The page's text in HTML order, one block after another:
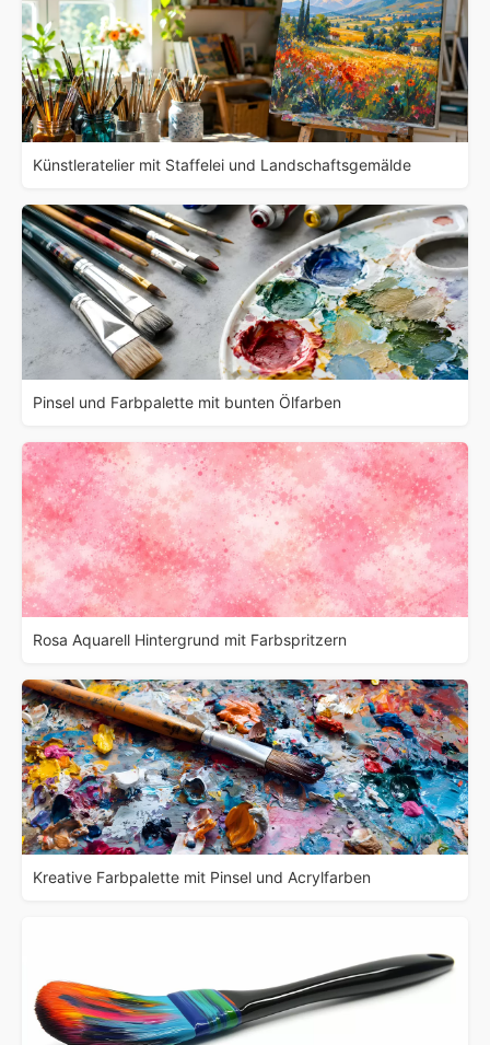
Künstleratelier mit Staffelei und Landschaftsgemälde
Pinsel und Farbpalette mit bunten Ölfarben
Rosa Aquarell Hintergrund mit Farbspritzern
Kreative Farbpalette mit Pinsel und Acrylfarben